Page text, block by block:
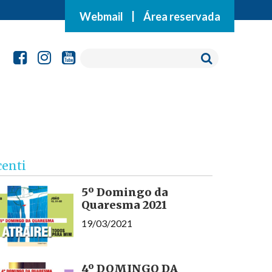
Webmail Área reservada
5º Domingo da
Quaresma 2021
19/03/2021
4º DOMINGO DA